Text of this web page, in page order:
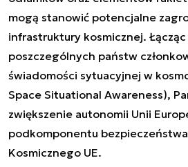
mogą stanowić potencjalne
infrastruktury kosmicznej.
poszczególnych państw
świadomości sytuacyjnej w
Space Situational Awareness),
zwiększenie autonomii Unii
podkomponentu
Kosmicznego UE.